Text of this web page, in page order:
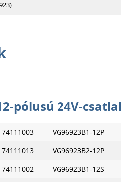
pólusú 24V-
74111003 VG96923B1-12P
74111013
VG96923B2-12P
74111002
VG96923B1-12S